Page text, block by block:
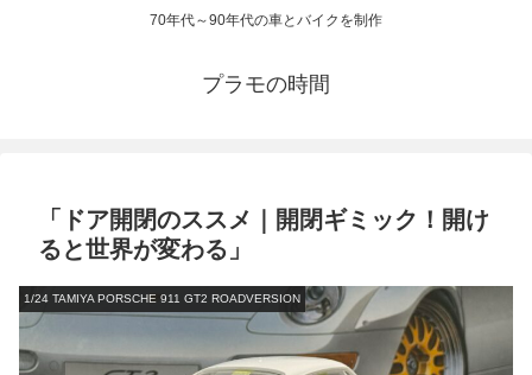
70年代～90年代の車とバイクを制作
プラモの時間
「ドア開閉のススメ｜開閉ギミック！開け
ると世界が変わる」
1/24 TAMIYA PORSCHE 911 GT2 ROADVERSION